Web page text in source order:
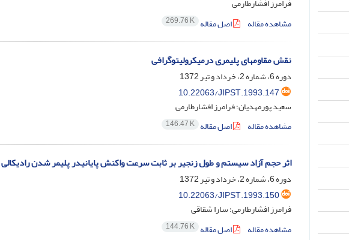
مشاهده مقاله
اصل مقاله 269.76 K
نقش مقاومهای پلیمری درمیکرولیتوگرافی
دوره 6، شماره 2، خرداد و تیر 1372
10.22063/JIPST.1993.147
سعید پورمهدیان؛ فرامرز افشارطارمی
مشاهده مقاله
اصل مقاله 146.47 K
اثر حجم آزاد سیستم و طول زنجیر بر ثابت سرعت واکنش پایانیدر پلیمر شدن رادیکالی
دوره 6، شماره 2، خرداد و تیر 1372
10.22063/JIPST.1993.150
فرامرز افشارطارمی؛ سارا شقاقی
مشاهده مقاله
اصل مقاله 144.76 K